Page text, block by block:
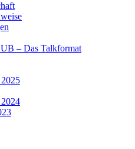
– Das Talkformat